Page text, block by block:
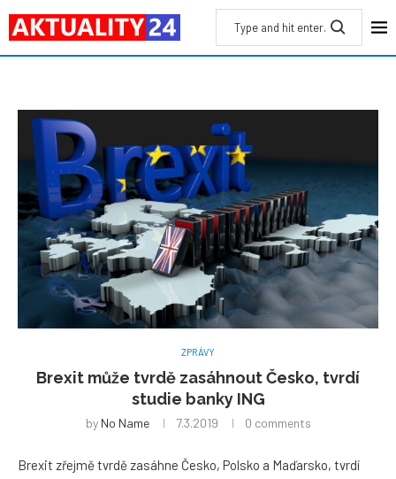
ZPRÁVY
Brexit může tvrdě zasáhnout Česko, tvrdí
studie banky ING
by No Name 7.3.2019 0 comments
Brexit zřejmě tvrdě zasáhne Česko, Polsko a Maďarsko, tvrdí